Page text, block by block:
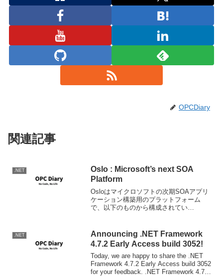
OPCDiary
関連記事
.NET
Oslo : Microsoft’s next SOA
Platform
Osloはマイクロソフトの次期SOAアプリ
ケーション構築用のプラットフォーム
で、以下のものから構成されてい
.NET
Announcing .NET Framework
4.7.2 Early Access build 3052!
Today, we are happy to share the .NET
Framework 4.7.2 Early Access build 3052
for your feedback. .NET Framework 4.7.2